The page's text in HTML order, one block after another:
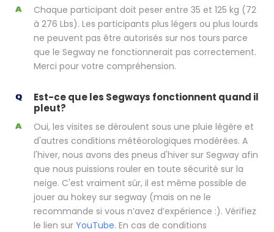
Chaque participant doit peser entre 35 et 125 kg (72
à 276 Lbs). Les participants plus légers ou plus lourds
ne peuvent pas être autorisés sur nos tours parce
que le Segway ne fonctionnerait pas correctement.
Merci pour votre compréhension.
Est-ce que les Segways fonctionnent quand il
pleut?
Oui, les visites se déroulent sous une pluie légère et
d'autres conditions météorologiques modérées. A
l'hiver, nous avons des pneus d'hiver sur Segway afin
que nous puissions rouler en toute sécurité sur la
neige. C'est vraiment sûr, il est même possible de
jouer au hokey sur segway (mais on ne le
recommande si vous n’avez d’expérience :). Vérifiez
le lien sur YouTube. En cas de conditions